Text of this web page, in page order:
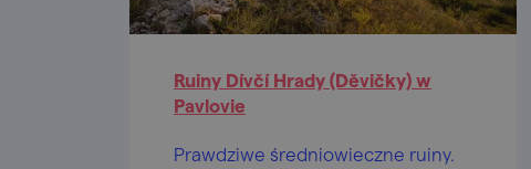
Ruiny Dívčí Hrady (Děvičky) w
Pavlovie
Prawdziwe średniowieczne ruiny.